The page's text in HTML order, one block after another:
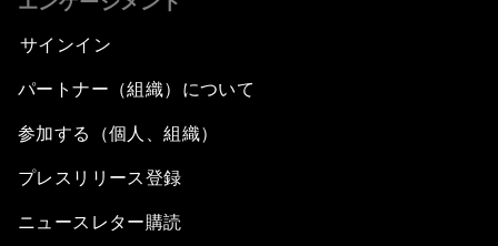
サインイン
パートナー（組織）について
参加する（個人、組織）
プレスリリース登録
ニュースレター購読